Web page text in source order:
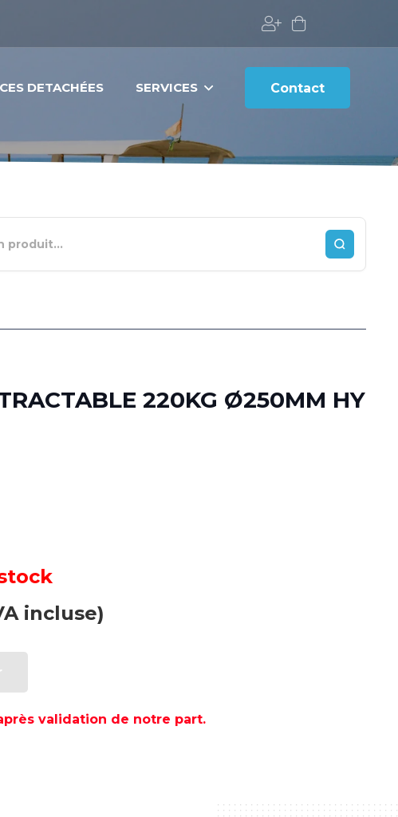
DETACHÉES SERVICES Contact
220KG Ø250MM HY
incluse)
validation de notre part.